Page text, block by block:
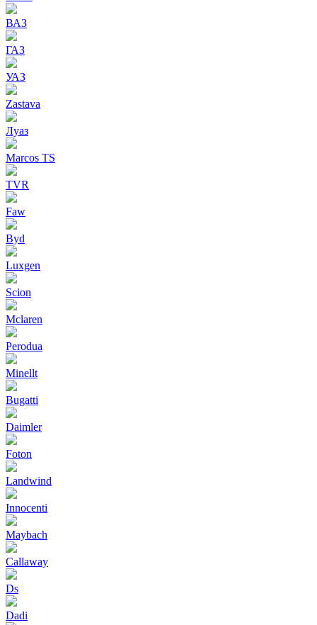
ВАЗ
ГАЗ
УАЗ
Zastava
Луаз
Marcos TS
TVR
Faw
Byd
Luxgen
Scion
Mclaren
Perodua
Minellt
Bugatti
Daimler
Foton
Landwind
Innocenti
Maybach
Callaway
Ds
Dadi